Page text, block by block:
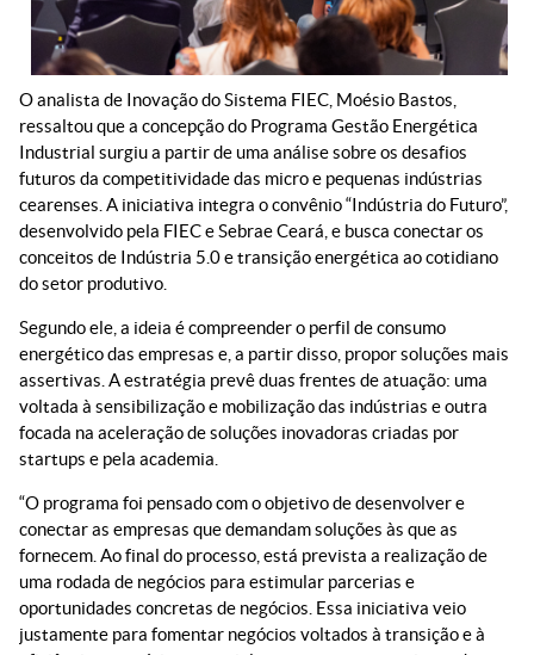
O analista de Inovação do Sistema FIEC, Moésio Bastos,
ressaltou que a concepção do Programa Gestão Energética
Industrial surgiu a partir de uma análise sobre os desafios
futuros da competitividade das micro e pequenas indústrias
cearenses. A iniciativa integra o convênio “Indústria do Futuro”,
desenvolvido pela FIEC e Sebrae Ceará, e busca conectar os
conceitos de Indústria 5.0 e transição energética ao cotidiano
do setor produtivo.
Segundo ele, a ideia é compreender o perfil de consumo
energético das empresas e, a partir disso, propor soluções mais
assertivas. A estratégia prevê duas frentes de atuação: uma
voltada à sensibilização e mobilização das indústrias e outra
focada na aceleração de soluções inovadoras criadas por
startups e pela academia.
“O programa foi pensado com o objetivo de desenvolver e
conectar as empresas que demandam soluções às que as
fornecem. Ao final do processo, está prevista a realização de
uma rodada de negócios para estimular parcerias e
oportunidades concretas de negócios. Essa iniciativa veio
justamente para fomentar negócios voltados à transição e à